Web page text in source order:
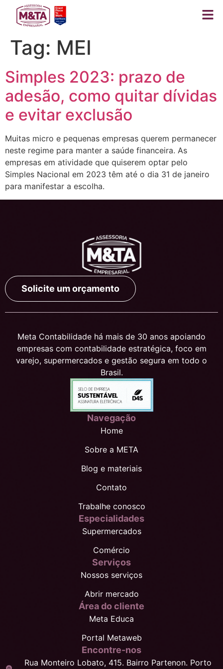
Tag: MEI
Simples 2023: prazo de
adesão, como quitar dívidas
e evitar exclusão
Muitas micro e pequenas empresas querem permanecer
neste regime para manter a saúde financeira. As
empresas em atividade que quiserem optar pelo
Simples Nacional em 2023 têm até o dia 31 de janeiro
para manifestar a escolha.
Solicite um orçamento
Meta Contabilidade há mais de 30 anos apoiando
empresas com contabilidade estratégica, foco em
varejo, supermercados e gestão segura em todo o
Brasil.
Navegação
Home
Sobre a META
Blog e materiais
Contato
Trabalhe conosco
Especialidades
Supermercados
Comércio
Serviços
Nossos serviços
Abrir mercado
Área do cliente
Meta Educa
Portal Metaweb
Encontre-nos
Rua Monteiro Lobato, 415. Bairro Partenon. Porto